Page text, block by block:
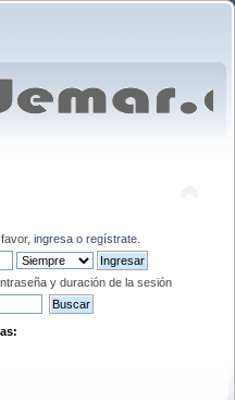
ingresao regístrate.
y duración de la sesión